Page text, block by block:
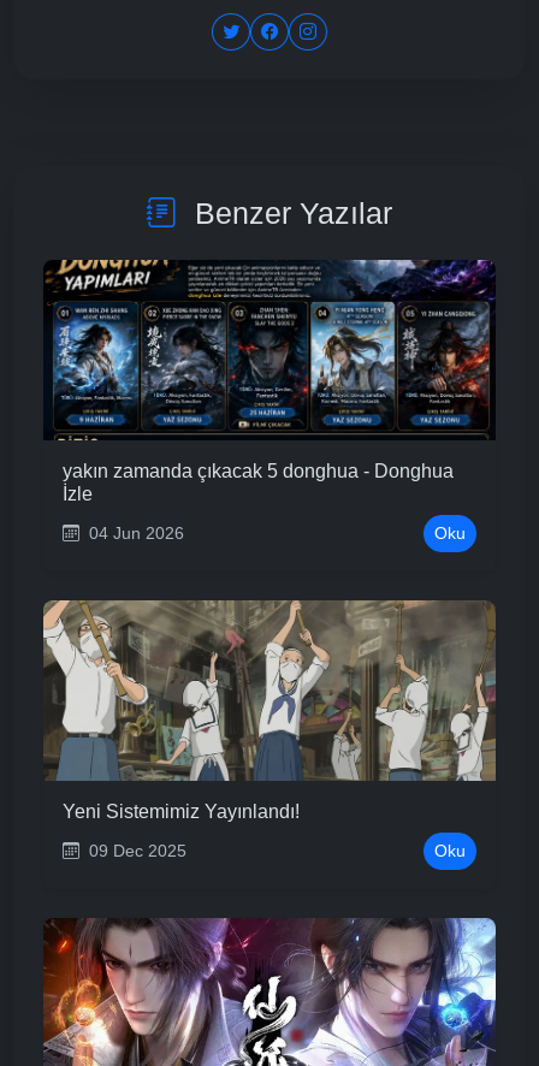
Benzer Yazılar
yakın zamanda çıkacak 5 donghua - Donghua
İzle
04 Jun 2026 Oku
Yeni Sistemimiz Yayınlandı!
09 Dec 2025 Oku